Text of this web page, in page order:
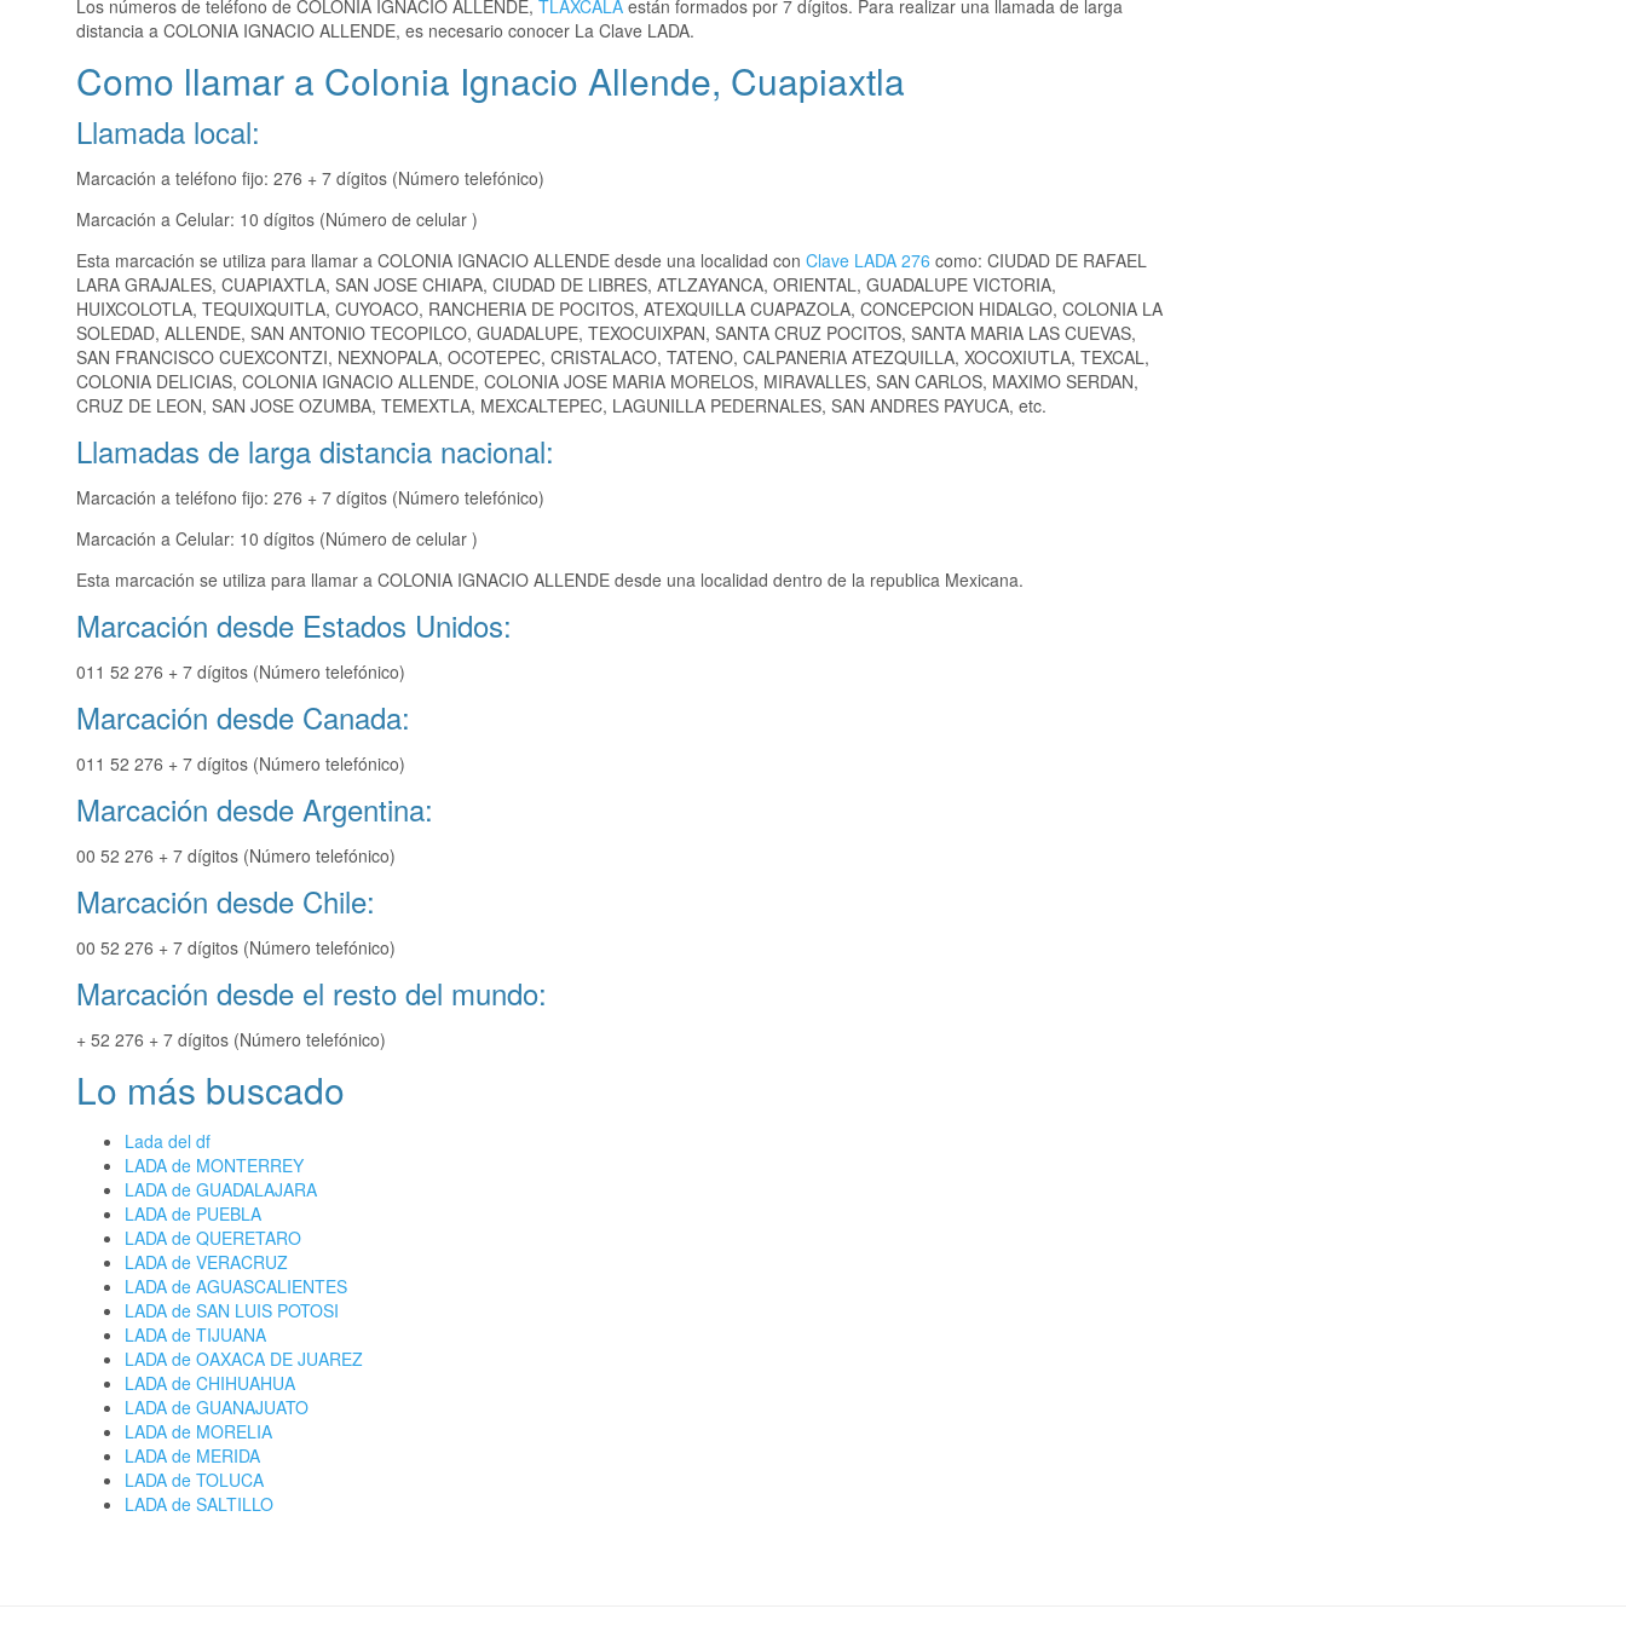
Los números de teléfono de COLONIA IGNACIO ALLENDE, TLAXCALA están formados por 7 dígitos. Para realizar una llamada de larga
distancia a COLONIA IGNACIO ALLENDE, es necesario conocer La Clave LADA.
Como llamar a Colonia Ignacio Allende, Cuapiaxtla
Llamada local:
Marcación a teléfono fijo: 276 + 7 dígitos (Número telefónico)
Marcación a Celular: 10 dígitos (Número de celular )
Esta marcación se utiliza para llamar a COLONIA IGNACIO ALLENDE desde una localidad con Clave LADA 276 como: CIUDAD DE RAFAEL
LARA GRAJALES, CUAPIAXTLA, SAN JOSE CHIAPA, CIUDAD DE LIBRES, ATLZAYANCA, ORIENTAL, GUADALUPE VICTORIA,
HUIXCOLOTLA, TEQUIXQUITLA, CUYOACO, RANCHERIA DE POCITOS, ATEXQUILLA CUAPAZOLA, CONCEPCION HIDALGO, COLONIA LA
SOLEDAD, ALLENDE, SAN ANTONIO TECOPILCO, GUADALUPE, TEXOCUIXPAN, SANTA CRUZ POCITOS, SANTA MARIA LAS CUEVAS,
SAN FRANCISCO CUEXCONTZI, NEXNOPALA, OCOTEPEC, CRISTALACO, TATENO, CALPANERIA ATEZQUILLA, XOCOXIUTLA, TEXCAL,
COLONIA DELICIAS, COLONIA IGNACIO ALLENDE, COLONIA JOSE MARIA MORELOS, MIRAVALLES, SAN CARLOS, MAXIMO SERDAN,
CRUZ DE LEON, SAN JOSE OZUMBA, TEMEXTLA, MEXCALTEPEC, LAGUNILLA PEDERNALES, SAN ANDRES PAYUCA, etc.
Llamadas de larga distancia nacional:
Marcación a teléfono fijo: 276 + 7 dígitos (Número telefónico)
Marcación a Celular: 10 dígitos (Número de celular )
Esta marcación se utiliza para llamar a COLONIA IGNACIO ALLENDE desde una localidad dentro de la republica Mexicana.
Marcación desde Estados Unidos:
011 52 276 + 7 dígitos (Número telefónico)
Marcación desde Canada:
011 52 276 + 7 dígitos (Número telefónico)
Marcación desde Argentina:
00 52 276 + 7 dígitos (Número telefónico)
Marcación desde Chile:
00 52 276 + 7 dígitos (Número telefónico)
Marcación desde el resto del mundo:
+ 52 276 + 7 dígitos (Número telefónico)
Lo más buscado
Lada del df
LADA de MONTERREY
LADA de GUADALAJARA
LADA de PUEBLA
LADA de QUERETARO
LADA de VERACRUZ
LADA de AGUASCALIENTES
LADA de SAN LUIS POTOSI
LADA de TIJUANA
LADA de OAXACA DE JUAREZ
LADA de CHIHUAHUA
LADA de GUANAJUATO
LADA de MORELIA
LADA de MERIDA
LADA de TOLUCA
LADA de SALTILLO